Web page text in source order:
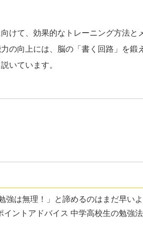
けて、効果的なトレーニング方法と
の向上には、脳の「書く回路」を鍛
いています。
強は無理！」と諦めるのはまだ早いよ
イントアドバイス 中学高校生の勉強法